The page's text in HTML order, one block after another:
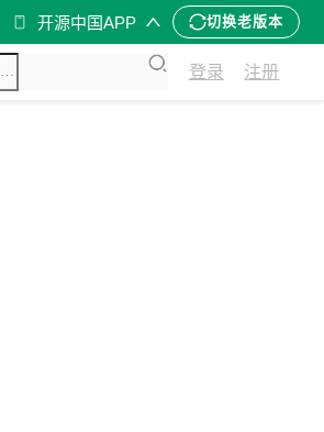
开源中国APP 切换老版本
登录 注册